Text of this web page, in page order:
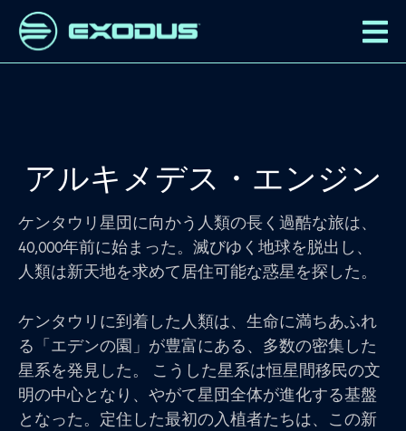
アルキメデス・エンジン
ケンタウリ星団に向かう人類の長く過酷な旅は、
40,000年前に始まった。滅びゆく地球を脱出し、
人類は新天地を求めて居住可能な惑星を探した。
ケンタウリに到着した人類は、生命に満ちあふれ
る「エデンの園」が豊富にある、多数の密集した
星系を発見した。 こうした星系は恒星間移民の文
明の中心となり、やがて星団全体が進化する基盤
となった。定住した最初の入植者たちは、この新